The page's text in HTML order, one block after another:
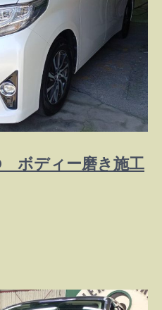
ボディー磨き施工